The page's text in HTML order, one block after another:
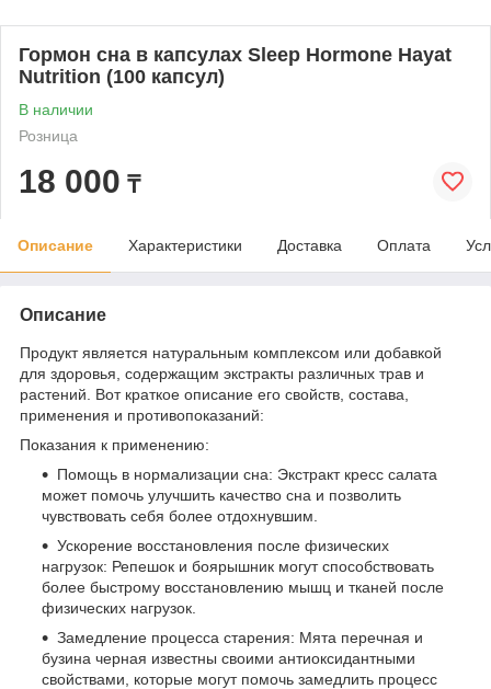
Гормон сна в капсулах Sleep Hormone Hayat
Nutrition (100 капсул)
В наличии
Розница
18 000 ₸
Описание Характеристики Доставка Оплата
Описание
Продукт является натуральным комплексом или добавкой
для здоровья, содержащим экстракты различных трав и
растений. Вот краткое описание его свойств, состава,
применения и противопоказаний:
Показания к применению:
Помощь в нормализации сна: Экстракт кресс салата
может помочь улучшить качество сна и позволить
чувствовать себя более отдохнувшим.
Ускорение восстановления после физических
нагрузок: Репешок и боярышник могут способствовать
более быстрому восстановлению мышц и тканей после
физических нагрузок.
Замедление процесса старения: Мята перечная и
бузина черная известны своими антиоксидантными
свойствами, которые могут помочь замедлить процесс